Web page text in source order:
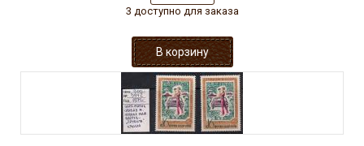
3 доступно для заказа